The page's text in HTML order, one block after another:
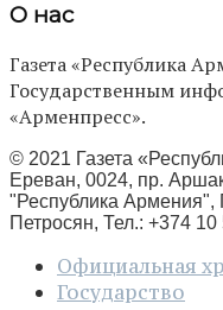
О нас
Газета «Республика
Государственным
«Арменпресс».
© 2021 Газета
Ереван, 0024, пр.
"Республика Армения",
Петросян, Тел.: +374
Официальная
Государство